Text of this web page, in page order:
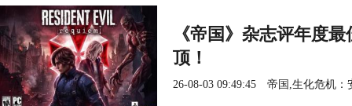
《帝国》杂志评年度
顶！
26-08-03 09:49:45 帝国,生化危机：